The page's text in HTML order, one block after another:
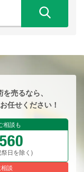
売るなら、
任せください！
相談も
日を除く)
談